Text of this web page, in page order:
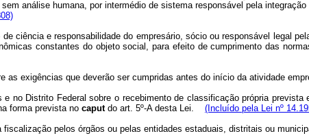
análise humana, por intermédio de sistema responsável pela
ciência e responsabilidade do empresário, sócio ou responsável legal
constantes do objeto social, para efeito de cumprimento das
as exigências que deverão ser cumpridas antes do início da atividade
no Distrito Federal sobre o recebimento de classificação própria
forma prevista no caputdo art. 5º-A desta Lei. (Incluído pela Lei nº
pelos órgãos ou pelas entidades estaduais, distritais ou